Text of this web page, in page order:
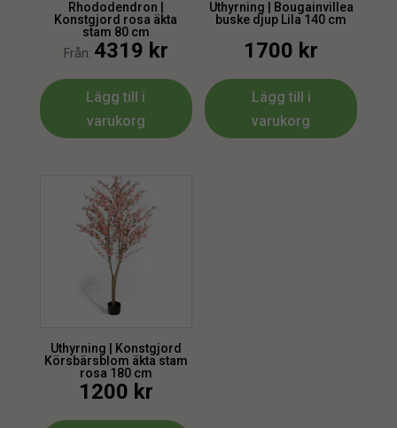
Rhododendron |
Konstgjord rosa äkta
stam 80 cm
Från: 4319 kr
Lägg till i
varukorg
Uthyrning | Bougainvillea
buske djup Lila 140 cm
1700 kr
Lägg till i
varukorg
Uthyrning | Konstgjord
Körsbärsblom äkta stam
rosa 180 cm
1200 kr